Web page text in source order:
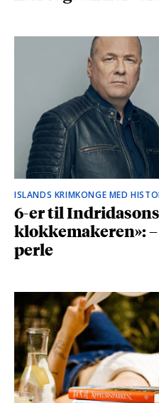
ISLANDS KRIMKONGE MED
6-er til
klokkemakeren»:
perle